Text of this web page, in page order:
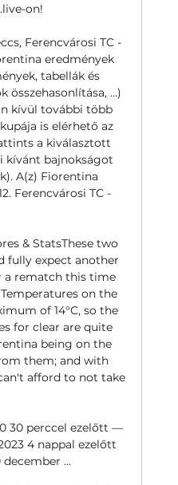
on!
Ferencvárosi TC -
eredmények
tabellák és
összehasonlítása, …)
kívül további több
is elérhető az
a kiválasztott
kívánt bajnokságot
A(z) Fiorentina
Ferencvárosi TC -
& StatsThese two
fully expect another
a rematch this time
on the
of 14°C, so the
for clear are quite
being on the
them; and with
afford to not take
30 perccel ezelőtt —
4 nappal ezelőtt
...